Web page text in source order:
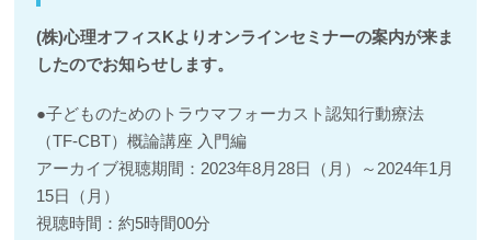
(株)心理オフィスKよりオンラインセミナーの案内が来ま
したのでお知らせします。
●子どものためのトラウマフォーカスト認知行動療法
（TF-CBT）概論講座 入門編
アーカイブ視聴期間：2023年8月28日（月）～2024年1月
15日（月）
視聴時間：約5時間00分